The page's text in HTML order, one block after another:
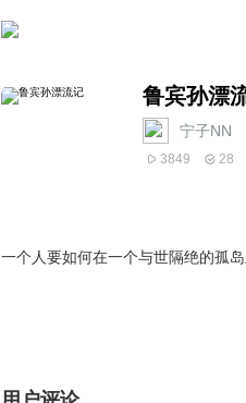
鲁宾孙漂
宁子NN
3849 28
一个人要如何在一个与世隔绝的孤